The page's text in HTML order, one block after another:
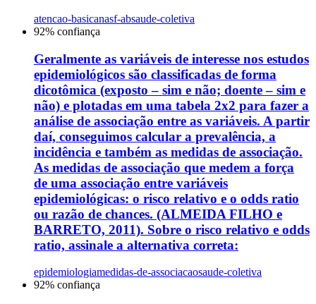
atencao-basicanasf-absaude-coletiva
92% confiança
Geralmente as variáveis de interesse nos estudos
epidemiológicos são classificadas de forma
dicotômica (exposto – sim e não; doente – sim e
não) e plotadas em uma tabela 2x2 para fazer a
análise de associação entre as variáveis. A partir
daí, conseguimos calcular a prevalência, a
incidência e também as medidas de associação.
As medidas de associação que medem a força
de uma associação entre variáveis
epidemiológicas: o risco relativo e o odds ratio
ou razão de chances. (ALMEIDA FILHO e
BARRETO, 2011). Sobre o risco relativo e odds
ratio, assinale a alternativa correta:
epidemiologiamedidas-de-associacaosaude-coletiva
92% confiança